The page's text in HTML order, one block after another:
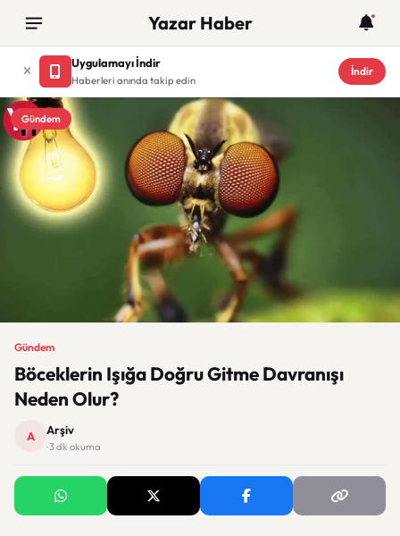
Yazar Haber
Uygulamayı İndir
Haberleri anında takip edin
İndir
Gündem
Gündem
Böceklerin Işığa Doğru Gitme Davranışı
Neden Olur?
A Arşiv
· 3 dk okuma